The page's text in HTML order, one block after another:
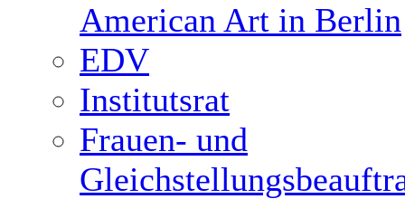
American Art in Berlin
EDV
Institutsrat
Frauen- und